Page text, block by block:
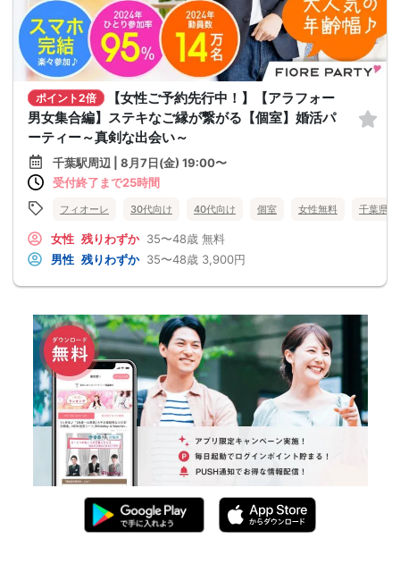
ポイント2倍
【女性ご予約先行中！】【アラフォー
男女集合編】ステキなご縁が繋がる【個室】婚活パ
ーティー～真剣な出会い～
千葉駅周辺 | 8月7日(金) 19:00〜
受付終了まで25時間
フィオーレ 30代向け 40代向け 個室 女性無料 千葉県
女性 残りわずか 35〜48歳 無料
男性 残りわずか 35〜48歳 3,900円